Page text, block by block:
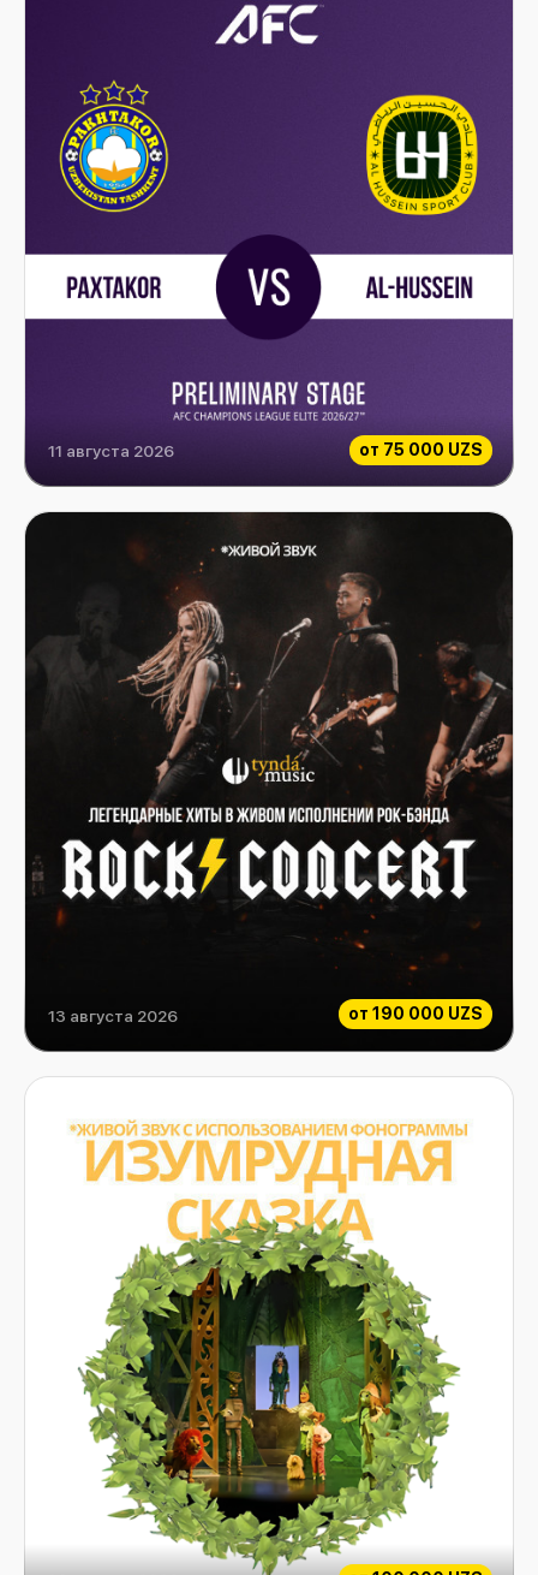
от 75 000 UZS
Paxtakor vs Al-Hussein
11 августа 2026
от 190 000 UZS
Rock Consert
13 августа 2026